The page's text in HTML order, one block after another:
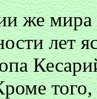
же мира
лет